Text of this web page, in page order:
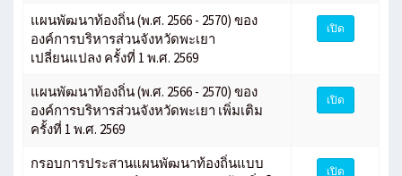
แผนพัฒนาท้องถิ่น (พ.ศ. 2566 - 2570) ของ
องค์การบริหารส่วนจังหวัดพะเยา
เปลี่ยนแปลง ครั้งที่ 1 พ.ศ. 2569
เปิด
แผนพัฒนาท้องถิ่น (พ.ศ. 2566 - 2570) ของ
องค์การบริหารส่วนจังหวัดพะเยา เพิ่มเติม
ครั้งที่ 1 พ.ศ. 2569
เปิด
กรอบการประสานแผนพัฒนาท้องถิ่นแบบ
เปิด